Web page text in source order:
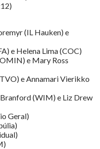
(IL Hauken) e
e Helena Lima (COC)
e Mary Ross
e Annamari Vierikko
(WIM) e Liz Drew
Geral)